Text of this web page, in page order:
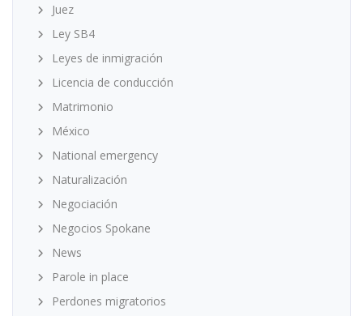
Juez
Ley SB4
Leyes de inmigración
Licencia de conducción
Matrimonio
México
National emergency
Naturalización
Negociación
Negocios Spokane
News
Parole in place
Perdones migratorios